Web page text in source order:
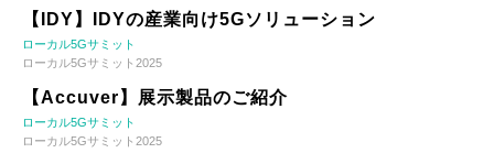
【IDY】IDYの産業向け5Gソリューション
ローカル5Gサミット
ローカル5Gサミット2025
【Accuver】展示製品のご紹介
ローカル5Gサミット
ローカル5Gサミット2025